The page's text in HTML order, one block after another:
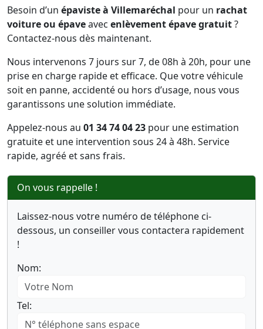
Besoin d’un épaviste à Villemaréchal pour un rachat
voiture ou épaveavec enlèvement épave gratuit?
Contactez-nous dès maintenant.
Nous intervenons 7 jours sur 7, de 08h à 20h, pour une
prise en charge rapide et efficace. Que votre véhicule
soit en panne, accidenté ou hors d’usage, nous vous
garantissons une solution immédiate.
Appelez-nous au 01 34 74 04 23 pour une estimation
gratuite et une intervention sous 24 à 48h. Service
rapide, agréé et sans frais.
On vous rappelle !
Laissez-nous votre numéro de téléphone ci-
dessous, un conseiller vous contactera rapidement
!
Nom:
Tel: